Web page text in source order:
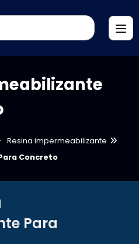
Resina impermeabilizante
Concreto
Para